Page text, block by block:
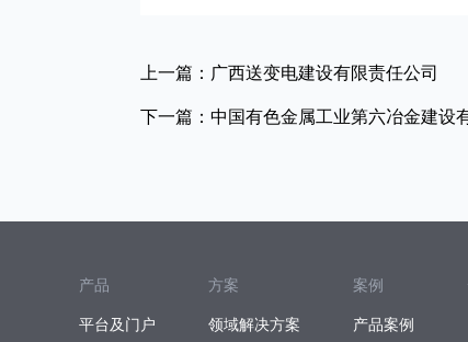
上一篇：广西送变电建设有限责任公司
下一篇：中国有色金属工业第六冶金建设
产品
平台及门户
方案
领域解决方案
案例
产品案例